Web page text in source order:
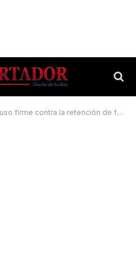
la retención de fondos por parte del Ejecutivo